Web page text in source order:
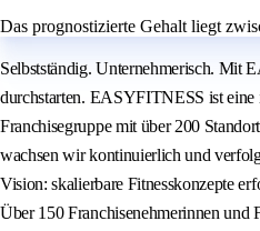
Das prognostizierte Gehalt liegt
Selbstständig. Unternehmerisch. Mit
durchstarten. EASYFITNESS ist eine
Franchisegruppe mit über 200
wachsen wir kontinuierlich und
Vision: skalierbare Fitnesskonzepte
Über 150 Franchisenehmerinnen und